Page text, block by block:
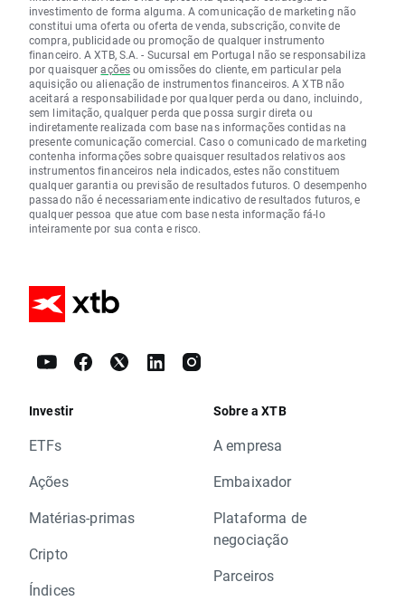
investimento de forma alguma. A comunicação de marketing não
constitui uma oferta ou oferta de venda, subscrição, convite de
compra, publicidade ou promoção de qualquer instrumento
financeiro. A XTB, S.A. - Sucursal em Portugal não se responsabiliza
por quaisqueraçõesou omissões do cliente, em particular pela
aquisição ou alienação de instrumentos financeiros. A XTB não
aceitará a responsabilidade por qualquer perda ou dano, incluindo,
sem limitação, qualquer perda que possa surgir direta ou
indiretamente realizada com base nas informações contidas na
presente comunicação comercial. Caso o comunicado de marketing
contenha informações sobre quaisquer resultados relativos aos
instrumentos financeiros nela indicados, estes não constituem
qualquer garantia ou previsão de resultados futuros. O desempenho
passado não é necessariamente indicativo de resultados futuros, e
qualquer pessoa que atue com base nesta informação fá-lo
inteiramente por sua conta e risco.
Investir
ETFs
Ações
Matérias-primas
Cripto
Índices
Sobre a XTB
A empresa
Embaixador
Plataforma de
negociação
Parceiros